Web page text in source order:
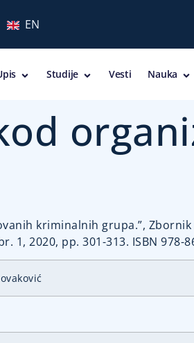
EN
Studije Vesti Nauka
kriminalnih grupa.”,
1, 2020, pp. 301-313. ISBN 978-